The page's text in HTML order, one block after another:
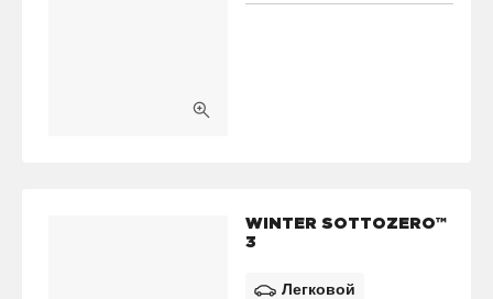
WINTER SOTTOZERO™
3
Легковой